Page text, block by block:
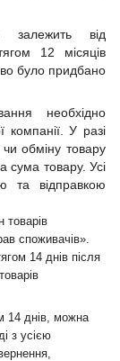
залежить від
12 місяців
було придбано
необхідно
компанії. У разі
обміну товару
сума товару. Усі
та відправкою
товарів
споживачів».
14 днів після
14 днів, можна
з усією